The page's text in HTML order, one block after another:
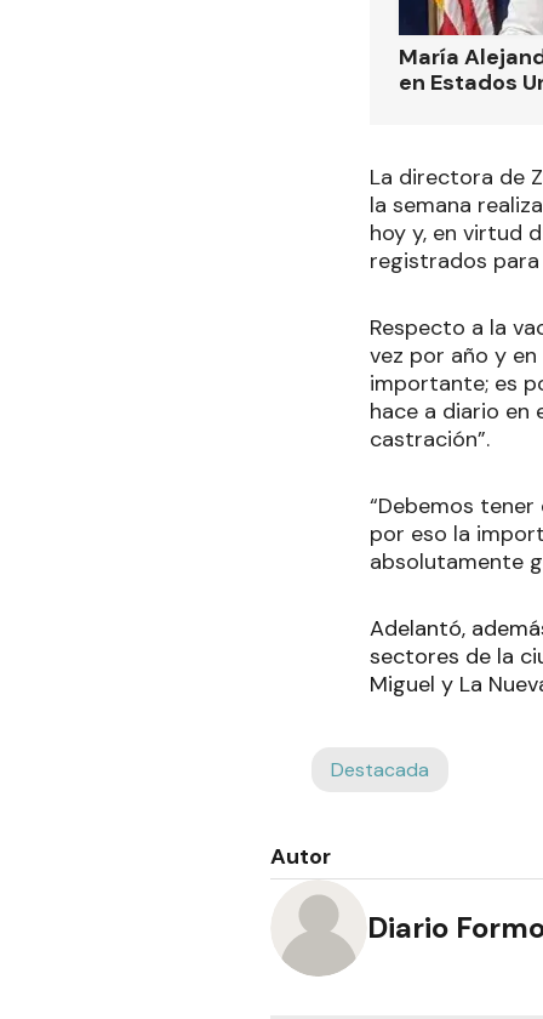
María
en Estados
La directora de
la semana
hoy y, en virtud
registrados
Respecto a la
vez por año y
importante; es
hace a diario en
castración”.
“Debemos
por eso la
absolutamente
Adelantó,
sectores de la
Miguel y La
Destacada
Autor
Diario